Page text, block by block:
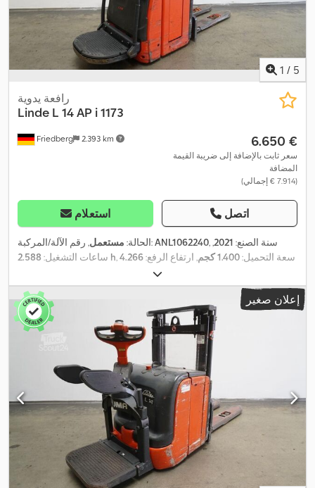
1 / 5
Friedberg 2.393 km
رافعة يدوية
Linde L 14 AP i 1173
‏6.650 €
سعر ثابت بالإضافة إلى ضريبة القيمة
المضافة
(‏7.914 € إجمالي)
استعلام اتصل
الحالة: مستعمل , رقم الآلة/المركبة:ANL1062240 , سنة الصنع: 2021
,
ساعات التشغيل: 2.588 h , سعة التحميل:1.400 كجم , ارتفاع الرفع:4.266
, مركز تحميل الحمولة:
(تريبيليكس), سعة البطارية:375 آه , جهد البطارية: 24 V, عرض إطار
الشوكة:
1.476 كجم
,
1.920 مم , الطول الكلي: , العرض الكلي:800 مم
,
وقود:كهرباء
إعلان صغير